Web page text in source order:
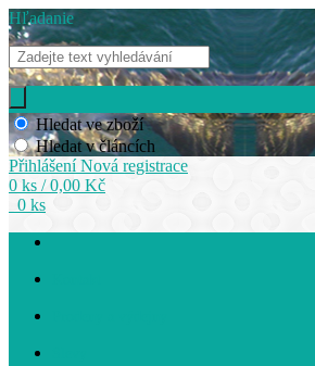
Hľadanie
Hledat ve zboží
Hledat v článcích
PřihlášeníNová registrace
0 ks / 0,00 Kč
0 ks